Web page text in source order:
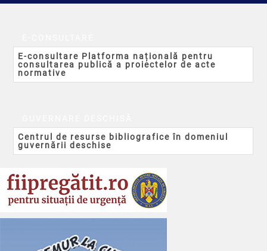
E-consultare Platforma națională pentru
consultarea publică a proiectelor de acte
normative
Centrul de resurse bibliografice în domeniul
guvernării deschise